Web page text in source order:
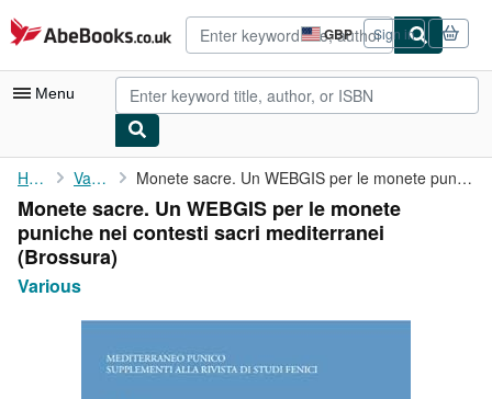
Skip to main content
AbeBooks.co.uk GBP
Site
shopping
preferences
Sign in
Menu
My Account
My Purchases
Advanced Search
Browse Collections
Art & Collectables
Home Various Monete sacre. Un WEBGIS per le monete puniche nei contesti sacri...
Monete sacre. Un WEBGIS per le monete
puniche nei contesti sacri mediterranei
(Brossura)
Various